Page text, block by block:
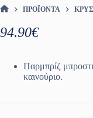
ΠΡΟΪΌΝΤΑ
94.90€
Παρμπρίζ
καινούριο.